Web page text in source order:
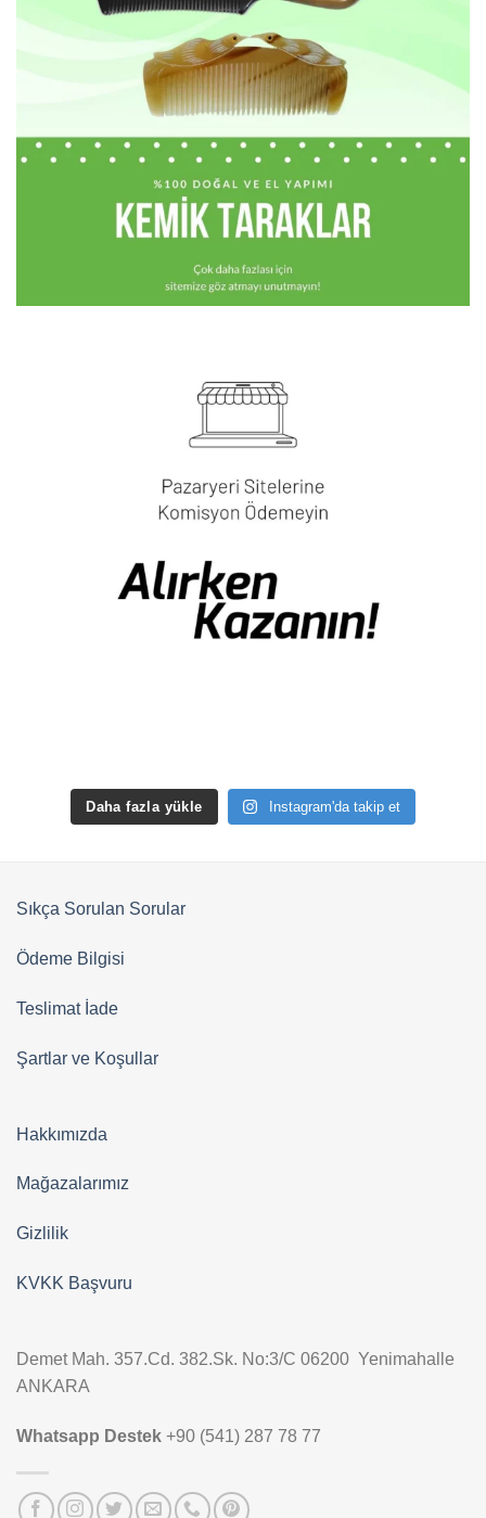
Daha fazla yükle Instagram'da takip et
Sıkça Sorulan Sorular
Ödeme Bilgisi
Teslimat İade
Şartlar ve Koşullar
Hakkımızda
Mağazalarımız
Gizlilik
KVKK Başvuru
Demet Mah. 357.Cd. 382.Sk. No:3/C 06200 Yenimahalle
ANKARA
Whatsapp Destek +90 (541) 287 78 77